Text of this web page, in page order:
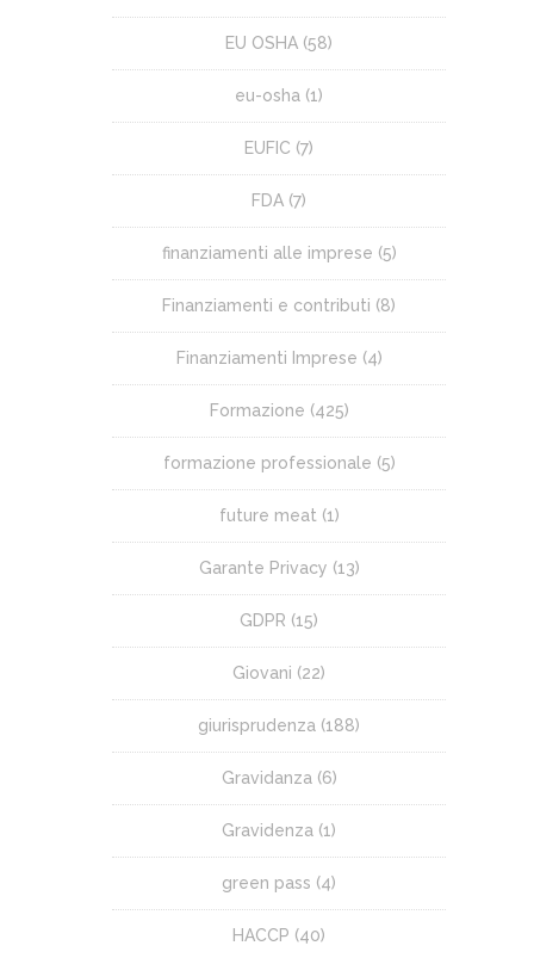
EU OSHA (58)
eu-osha (1)
EUFIC (7)
FDA (7)
finanziamenti alle imprese (5)
Finanziamenti e contributi (8)
Finanziamenti Imprese (4)
Formazione (425)
formazione professionale (5)
future meat (1)
Garante Privacy (13)
GDPR (15)
Giovani (22)
giurisprudenza (188)
Gravidanza (6)
Gravidenza (1)
green pass (4)
HACCP (40)